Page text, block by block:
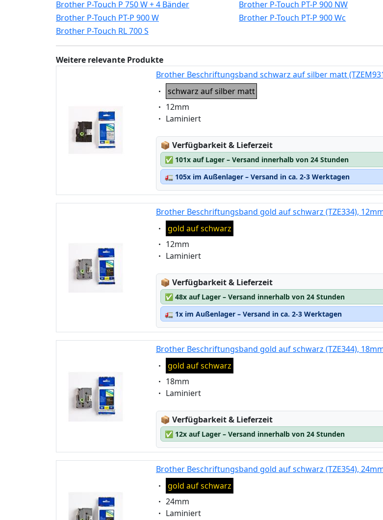
Brother P-Touch P 750 W + 4 Bänder
Brother P-Touch PT-P 900 NW
Brother P-Touch PT-P 900 W
Brother P-Touch PT-P 900 Wc
Brother P-Touch RL 700 S
Weitere relevante Produkte
Brother Beschriftungsband schwarz auf silber matt
Eigenschaft:
schwarz auf silber matt
Eigenschaft:
12mm
Eigenschaft:
Laminiert
📦 Lagerstatus:
Verfügbarkeit & Lieferzeit
✅ 101x auf Lager – Versand innerhalb von 24 Stunden
🚛 105x im Außenlager – Versand in ca. 2-3 Werktagen
Brother Beschriftungsband gold auf schwarz (TZE334),
Eigenschaft:
gold auf schwarz
Eigenschaft:
12mm
Eigenschaft:
Laminiert
📦 Lagerstatus:
Verfügbarkeit & Lieferzeit
✅ 48x auf Lager – Versand innerhalb von 24 Stunden
🚛 1x im Außenlager – Versand in ca. 2-3 Werktagen
Brother Beschriftungsband gold auf schwarz (TZE344),
Eigenschaft:
gold auf schwarz
Eigenschaft:
18mm
Eigenschaft:
Laminiert
📦 Lagerstatus:
Verfügbarkeit & Lieferzeit
✅ 12x auf Lager – Versand innerhalb von 24 Stunden
Brother Beschriftungsband gold auf schwarz (TZE354),
Eigenschaft:
gold auf schwarz
Eigenschaft:
24mm
Eigenschaft:
Laminiert